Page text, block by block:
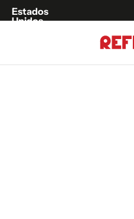
Estados
Unidos